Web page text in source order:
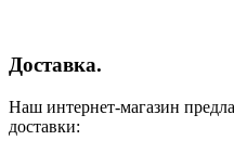
Доставка.
Наш интернет-магазин
доставки: